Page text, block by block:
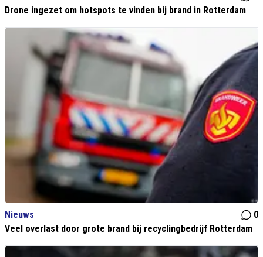
Drone ingezet om hotspots te vinden bij brand in Rotterdam
Nieuws
0
Veel overlast door grote brand bij recyclingbedrijf Rotterdam